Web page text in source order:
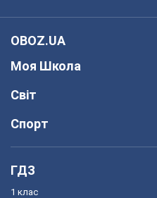
OBOZ.UA
Моя Школа
Світ
Спорт
ГДЗ
1 клас